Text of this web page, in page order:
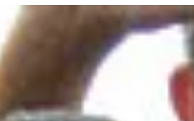
também um novo caminho. Cada peça
protendida, cada movimento do guindaste,
registrado de cima, mostra a grandeza da
entre a RB Pré-fabricados e a Construtora Ápia.
Mais do que estruturas, entregamos
confiabilidade e engenharia que conecta